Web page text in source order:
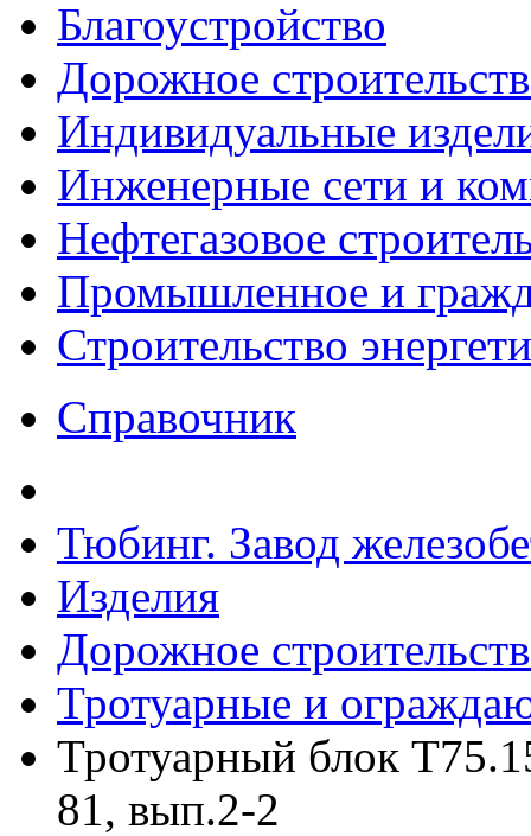
Благоустройство
Дорожное
Индивидуальные
Инженерные сети и
Нефтегазовое
Промышленное и
Строительство
Справочник
Тюбинг. Завод
Изделия
Дорожное
Тротуарные и
Тротуарный блок
81, вып.2-2